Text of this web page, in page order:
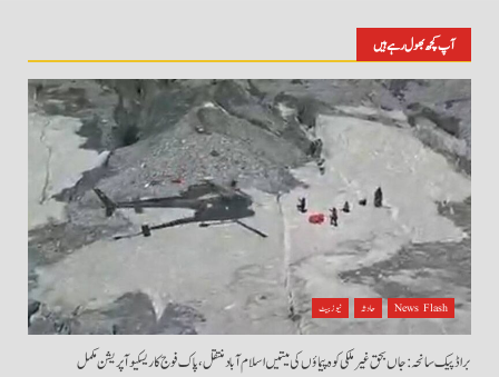
آپ کچھ بھول رہے ہیں
News Flash حادثہ نیوز بیٹ
براڈ پیک سانحہ: جاں بحق غیر ملکی کوہ پیماؤں کی میتیں اسلام آباد منتقل، پاک فوج کا ریسکیو آپریشن مکمل